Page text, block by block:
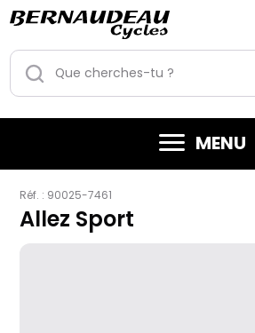
MENU
Réf. : 90025-7461
Allez Sport